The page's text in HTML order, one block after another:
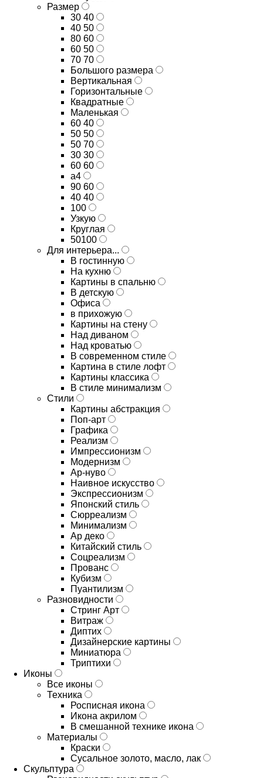
Размер
30 40
40 50
80 60
60 50
70 70
Большого размера
Вертикальная
Горизонтальные
Квадратные
Маленькая
60 40
50 50
50 70
30 30
60 60
а4
90 60
40 40
100
Узкую
Круглая
50100
Для интерьера...
В гостинную
На кухню
Картины в спальню
В детскую
Офиса
в прихожую
Картины на стену
Над диваном
Над кроватью
В современном стиле
Картина в стиле лофт
Картины классика
В стиле минимализм
Стили
Картины абстракция
Поп-арт
Графика
Реализм
Импрессионизм
Модернизм
Ар-нуво
Наивное искусство
Экспрессионизм
Японский стиль
Сюрреализм
Минимализм
Ар деко
Китайский стиль
Соцреализм
Прованс
Кубизм
Пуантилизм
Разновидности
Стринг Арт
Витраж
Диптих
Дизайнерские картины
Миниатюра
Триптихи
Иконы
Все иконы
Техника
Росписная икона
Икона акрилом
В смешанной технике икона
Материалы
Краски
Сусальное золото, масло, лак
Скульптура